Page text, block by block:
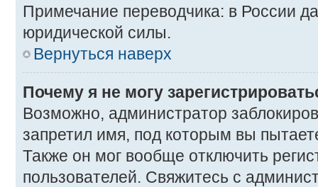
Примечание переводчика: в России
юридической силы.
Вернуться наверх
Почему я не могу
Возможно, администратор
запретил имя, под которым вы
Также он мог вообще отключить
пользователей. Свяжитесь с